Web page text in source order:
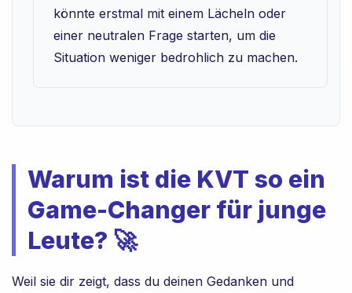
könnte erstmal mit einem Lächeln oder
einer neutralen Frage starten, um die
Situation weniger bedrohlich zu machen.
Warum ist die KVT so ein
Game-Changer für junge
Leute? 🚀
Weil sie dir zeigt, dass du deinen Gedanken und